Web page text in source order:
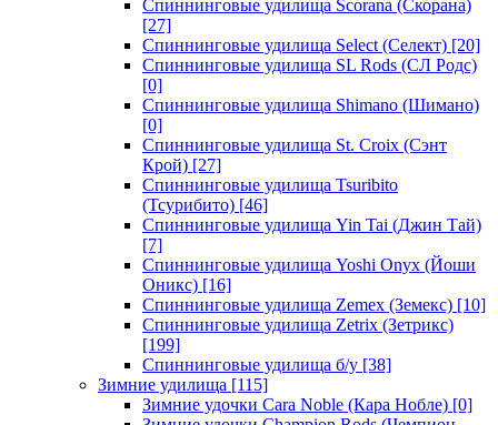
Спиннинговые удилища Scorana (Скорана)
[27]
Спиннинговые удилища Select (Селект) [20]
Спиннинговые удилища SL Rods (СЛ Родс)
[0]
Спиннинговые удилища Shimano (Шимано)
[0]
Спиннинговые удилища St. Croix (Сэнт
Крой) [27]
Спиннинговые удилища Tsuribito
(Тсурибито) [46]
Спиннинговые удилища Yin Tai (Джин Тай)
[7]
Спиннинговые удилища Yoshi Onyx (Йоши
Оникс) [16]
Спиннинговые удилища Zemex (Земекс) [10]
Спиннинговые удилища Zetrix (Зетрикс)
[199]
Спиннинговые удилища б/у [38]
Зимние удилища [115]
Зимние удочки Cara Noble (Кара Нобле) [0]